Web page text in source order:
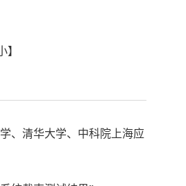
】
、清华大学、中科院上海应